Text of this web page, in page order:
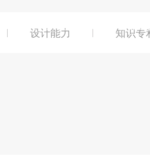
关于辰奕 产品及
设计能力 知识专